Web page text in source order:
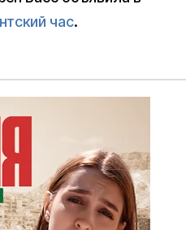
час.